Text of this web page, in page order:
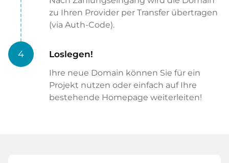
zu Ihren Provider per Transfer übertragen
(via Auth-Code).
4 Loslegen!
Ihre neue Domain können Sie für ein
Projekt nutzen oder einfach auf Ihre
bestehende Homepage weiterleiten!